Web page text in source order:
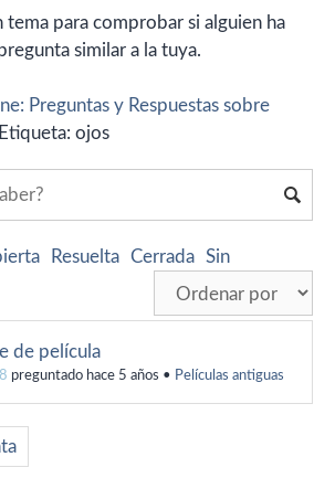
tema para comprobar si alguien ha
similar a la tuya.
Preguntas y Respuestas sobre
Etiqueta: ojos
Resuelta Cerrada Sin
de película
preguntado hace 5 años • Películas antiguas